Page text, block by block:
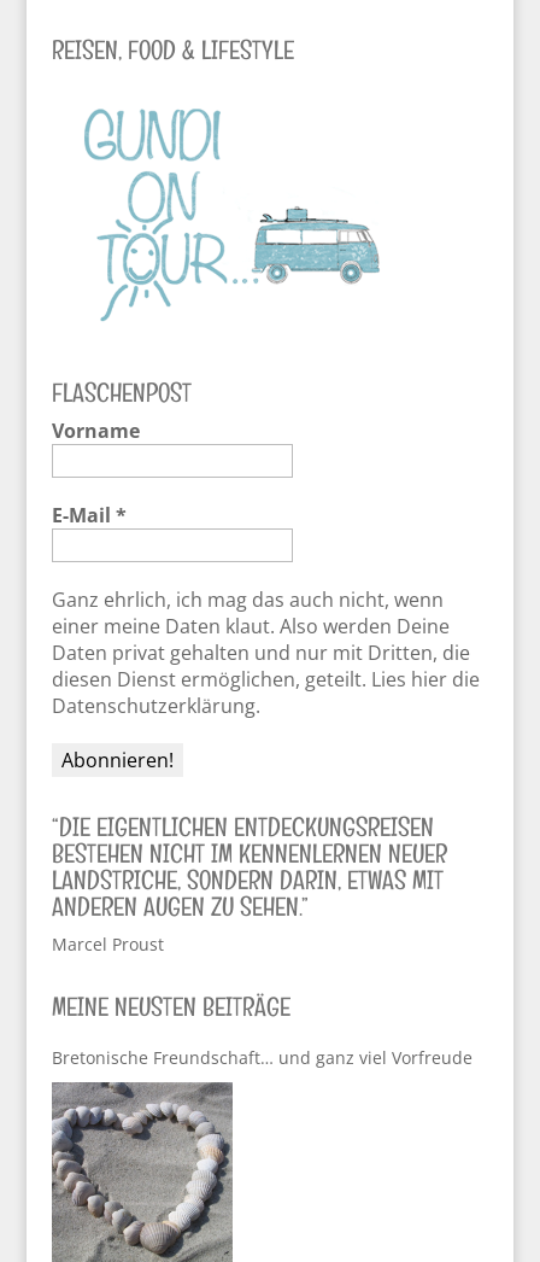
REISEN, FOOD & LIFESTYLE
FLASCHENPOST
Vorname
E-Mail *
Ganz ehrlich, ich mag das auch nicht, wenn
einer meine Daten klaut. Also werden Deine
Daten privat gehalten und nur mit Dritten, die
diesen Dienst ermöglichen, geteilt. Lies hier die
Datenschutzerklärung.
“DIE EIGENTLICHEN ENTDECKUNGSREISEN
BESTEHEN NICHT IM KENNENLERNEN NEUER
LANDSTRICHE, SONDERN DARIN, ETWAS MIT
ANDEREN AUGEN ZU SEHEN.”
Marcel Proust
MEINE NEUSTEN BEITRÄGE
Bretonische Freundschaft… und ganz viel Vorfreude